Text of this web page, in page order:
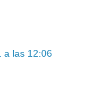
a las 12:06